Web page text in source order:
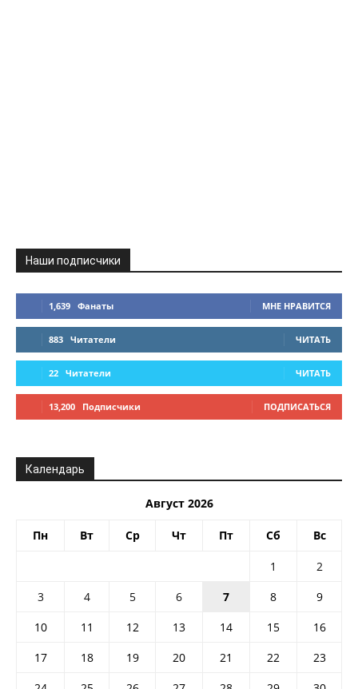
Наши подписчики
1,639 Фанаты МНЕ НРАВИТСЯ
883 Читатели ЧИТАТЬ
22 Читатели ЧИТАТЬ
13,200 Подписчики ПОДПИСАТЬСЯ
Календарь
Август 2026
Пн Вт Ср Чт Пт Сб Вс
1
2
3
4 5 6 7 8
9
10
11 12 13 14 15
16
17
18 19 20 21 22
23